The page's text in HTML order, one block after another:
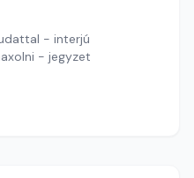
- interjú
- jegyzet
András